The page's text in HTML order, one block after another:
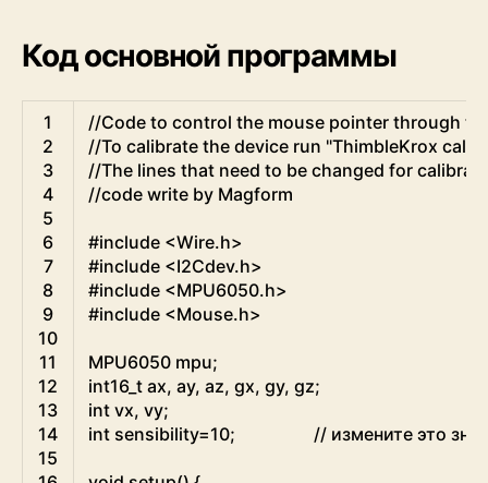
Код основной программы
Arduino
1
2
3
4
5
6
7
8
9
10
11
12
13
14
15
//Code to control the mouse pointer through
//To calibrate the device run "ThimbleKrox
//The lines that need to be changed for
//code write by Magform
#include <Wire.h>
#include <I2Cdev.h>
#include <MPU6050.h>
#include <Mouse.h>
MPU6050 mpu;
int16_ t ax, ay, az, gx, gy, gz;
int vx, vy;
int sensibility=10; // измените это